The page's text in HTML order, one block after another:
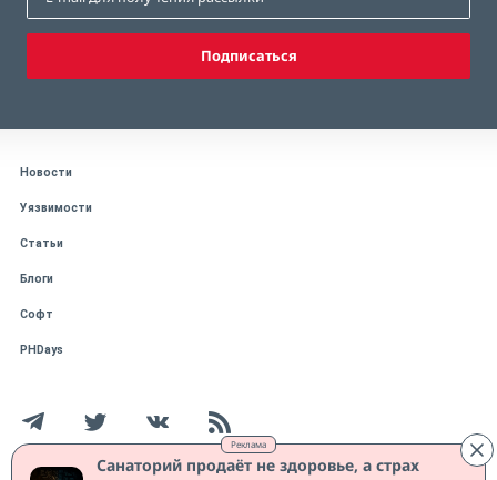
Реклама
Санаторий продаёт не здоровье, а страх
Подписаться
Новости
Уязвимости
Статьи
Блоги
Софт
PHDays